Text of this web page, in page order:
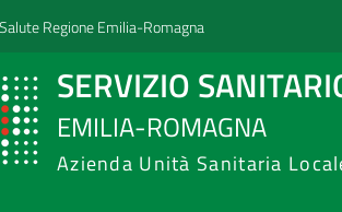
Regione Emilia-Romagna
SERVIZIO
EMILIA-ROMAGNA
Azienda Unità Sanitaria